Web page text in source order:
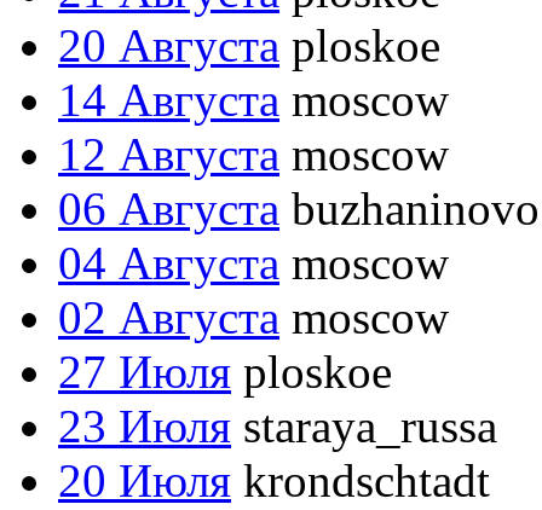
20 Августа ploskoe
14 Августа moscow
12 Августа moscow
06 Августа buzhaninovo
04 Августа moscow
02 Августа moscow
27 Июля ploskoe
23 Июля staraya_russa
20 Июля krondschtadt